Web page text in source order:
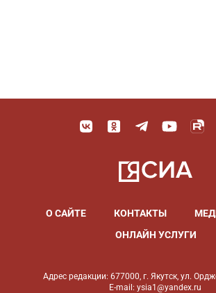
О САЙТЕ КОНТАКТЫ
ОНЛАЙН УСЛУГИ
Адрес редакции: 677000, г. Якутск, ул.
E-mail: ysia1@yandex.ru